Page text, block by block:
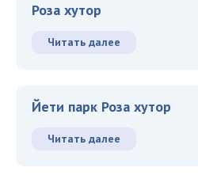
Роза хутор
Читать далее
Йети парк Роза хутор
Читать далее